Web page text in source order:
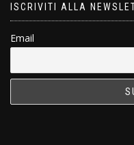
ISCRIVITI ALLA
Email